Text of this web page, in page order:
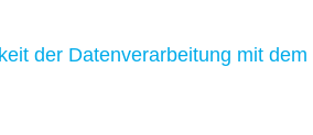
der Datenverarbeitung mit